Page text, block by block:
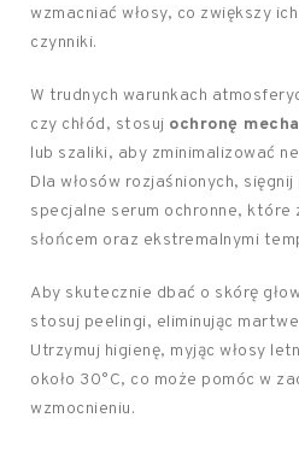
wzmacniać włosy, co zwiększy
czynniki.
W trudnych warunkach
czy chłód, stosuj ochronę
lub szaliki, aby zminimalizować
Dla włosów rozjaśnionych, sięgnij
specjalne serum ochronne, które
słońcem oraz ekstremalnymi
Aby skutecznie dbać o skórę
stosuj peelingi, eliminując
Utrzymuj higienę, myjąc włosy
około 30°C, co może pomóc w
wzmocnieniu.